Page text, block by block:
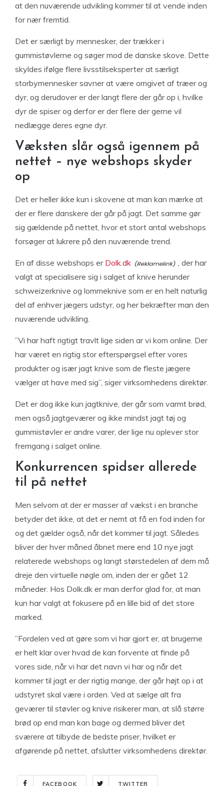
at den nuværende udvikling kommer til at vende inden
for nær fremtid.
Det er særligt by mennesker, der trækker i
gummistøvlerne og søger mod de danske skove. Dette
skyldes ifølge flere livsstilseksperter at særligt
storbymennesker savner at være omgivet af træer og
dyr, og derudover er der langt flere der går op i, hvilke
dyr de spiser og derfor er der flere der gerne vil
nedlægge deres egne dyr.
Væksten slår også igennem på
nettet – nye webshops skyder
op
Det er heller ikke kun i skovene at man kan mærke at
der er flere danskere der går på jagt. Det samme gør
sig gældende på nettet, hvor et stort antal webshops
forsøger at lukrere på den nuværende trend.
En af disse webshops erDolk.dk
, der har
valgt at specialisere sig i salget af knive herunder
schweizerknive og lommeknive som er en helt naturlig
del af enhver jægers udstyr, og her bekræfter man den
nuværende udvikling.
”Vi har haft rigtigt travlt lige siden ar vi kom online. Der
har været en rigtig stor efterspørgsel efter vores
produkter og især jagt knive som de fleste jægere
vælger at have med sig”, siger virksomhedens direktør.
Det er dog ikke kun jagtknive, der går som varmt brød,
men også jagtgeværer og ikke mindst jagt tøj og
gummistøvler er andre varer, der lige nu oplever stor
fremgang i salget online.
Konkurrencen spidser allerede
til på nettet
Men selvom at der er masser af vækst i en branche
betyder det ikke, at det er nemt at få en fod inden for
og det gælder også, når det kommer til jagt. Således
bliver der hver måned åbnet mere end 10 nye jagt
relaterede webshops og langt størstedelen af dem må
dreje den virtuelle nøgle om, inden der er gået 12
måneder. Hos Dolk.dk er man derfor glad for, at man
kun har valgt at fokusere på en lille bid af det store
marked.
”Fordelen ved at gøre som vi har gjort er, at brugerne
er helt klar over hvad de kan forvente at finde på
vores side, når vi har det navn vi har og når det
kommer til jagt er der rigtig mange, der går højt op i at
udstyret skal være i orden. Ved at sælge alt fra
geværer til støvler og knive risikerer man, at slå større
brød op end man kan bage og dermed bliver det
sværere at tilbyde de bedste priser, hvilket er
afgørende på nettet, afslutter virksomhedens direktør.
FACEBOOK TWITTER